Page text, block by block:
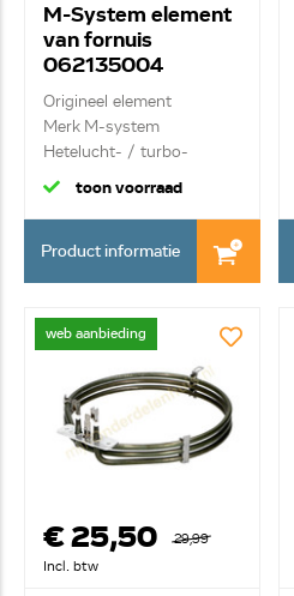
M-System element
van fornuis
062135004
Origineel element
Merk M-system
Hetelucht- / turbo-
element...
toon voorraad
Product informatie
web aanbieding
€ 25,50
29,99
Incl. btw